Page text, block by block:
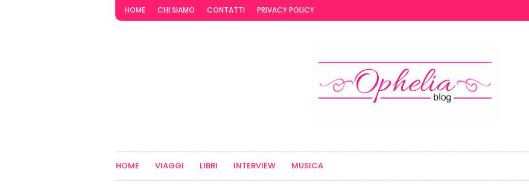
HOME CHI SIAMO CONTATTI PRIVACY POLICY
HOME VIAGGI LIBRI INTERVIEW MUSICA